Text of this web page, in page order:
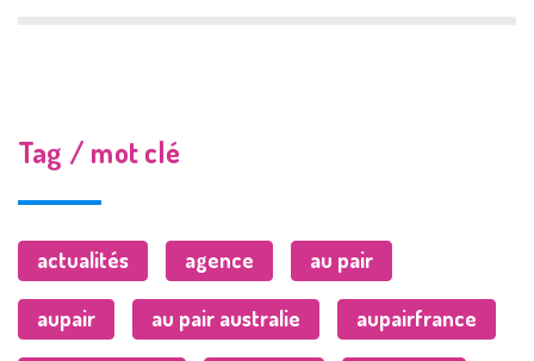
Tag / mot clé
actualités agence au pair
aupair au pair australie aupairfrance